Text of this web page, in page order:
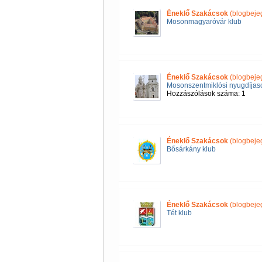
Éneklő Szakácsok
Mosonmagyaróvár klub
Éneklő Szakácsok
Mosonszentmiklósi
Hozzászólások száma: 1
Éneklő Szakácsok
Bősárkány klub
Éneklő Szakácsok
Tét klub